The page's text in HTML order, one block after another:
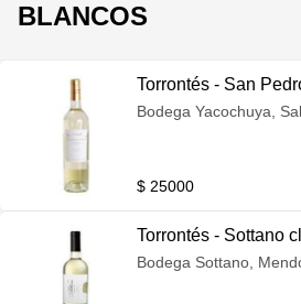
BLANCOS
Torrontés - San
Bodega Yacochuya,
$ 25000
Torrontés - Sottano
Bodega Sottano,